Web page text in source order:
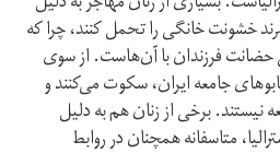
خشونت خانگی را تحمل کنند، چرا که
فرزندان با آن‌هاست. از سوی
جامعه ایران، سکوت می‌کنند و
نیستند. برخی از زنان هم به دلیل
متاسفانه همچنان در روابط